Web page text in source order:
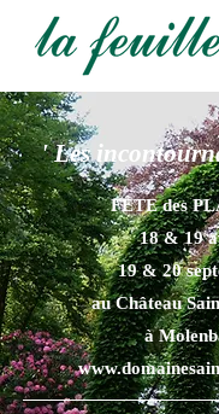
' Les
FÊTE des
18 & 19
19 & 20
au Château
à